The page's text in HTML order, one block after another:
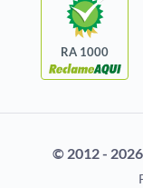
CONCURSOS POR
RA 1000
© 2012 -